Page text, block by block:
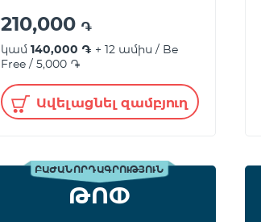
210,000 ֏
կամ 140,000 ֏ + 12 ամիս / Be
Free / 5,000 ֏
Ավելացնել զամբյուղ
ԲԱԺԱՆՈՐԴԱԳՐՈՒԹՅՈՒՆ
ԹՈՓ